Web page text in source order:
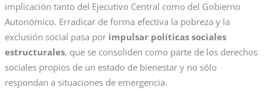
implicación tanto del Ejecutivo Central como del Gobierno
Autonómico. Erradicar de forma efectiva la pobreza y la
exclusión social pasa por impulsar políticas sociales
estructurales, que se consoliden como parte de los derechos
sociales propios de un estado de bienestar y no sólo
respondan a situaciones de emergencia.